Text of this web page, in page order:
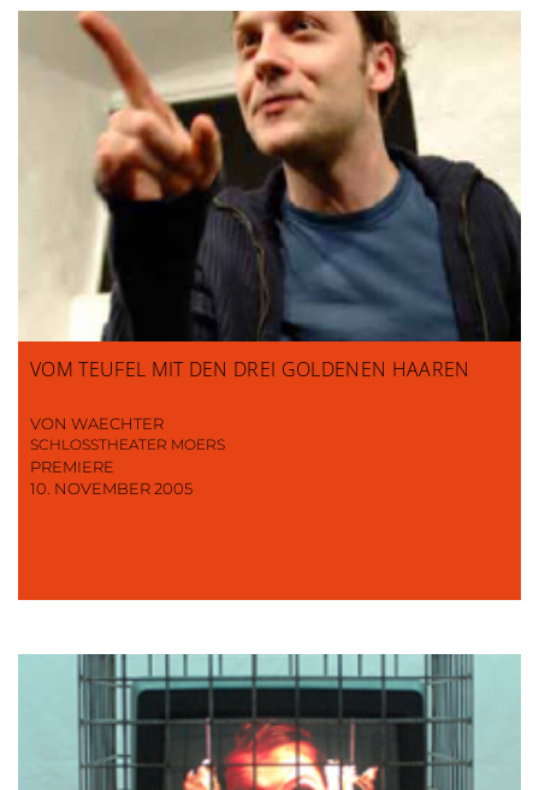
VOM TEUFEL MIT DEN DREI GOLDENEN HAAREN
VON WAECHTER
SCHLOSSTHEATER MOERS
PREMIERE
10. NOVEMBER 2005